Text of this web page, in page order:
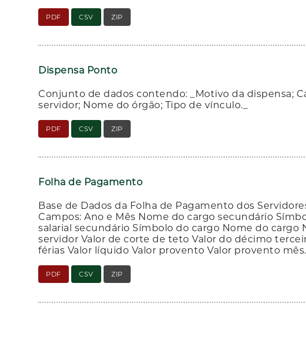
PDF CSV ZIP
Dispensa Ponto
Conjunto de dados contendo: _Motivo da dispensa;
servidor; Nome do órgão; Tipo de vínculo._
PDF CSV ZIP
Folha de Pagamento
Base de Dados da Folha de Pagamento dos
Campos: Ano e Mês Nome do cargo secundário
salarial secundário Símbolo do cargo Nome do cargo
servidor Valor de corte de teto Valor do décimo
férias Valor líquido Valor provento Valor provento
PDF CSV ZIP